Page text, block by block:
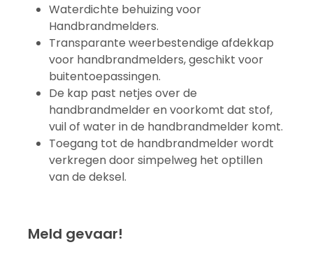
Waterdichte behuizing voor
Handbrandmelders.
Transparante weerbestendige afdekkap
voor handbrandmelders, geschikt voor
buitentoepassingen.
De kap past netjes over de
handbrandmelder en voorkomt dat stof,
vuil of water in de handbrandmelder komt.
Toegang tot de handbrandmelder wordt
verkregen door simpelweg het optillen
van de deksel.
Meld gevaar!